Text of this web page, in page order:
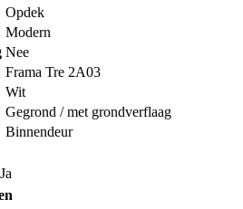
Opdek
Modern
Nee
Frama Tre 2A03
Wit
Gegrond / met grondverflaag
Binnendeur
Ja